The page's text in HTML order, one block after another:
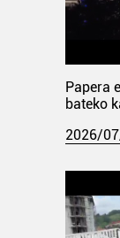
Papera
bateko
2026/